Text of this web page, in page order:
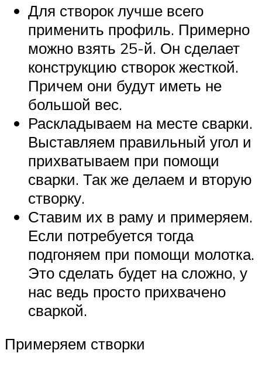
Для створок лучше всего
применить профиль. Примерно
можно взять 25-й. Он сделает
конструкцию створок жесткой.
Причем они будут иметь не
большой вес.
Раскладываем на месте сварки.
Выставляем правильный угол и
прихватываем при помощи
сварки. Так же делаем и вторую
створку.
Ставим их в раму и примеряем.
Если потребуется тогда
подгоняем при помощи молотка.
Это сделать будет на сложно, у
нас ведь просто прихвачено
сваркой.
Примеряем створки